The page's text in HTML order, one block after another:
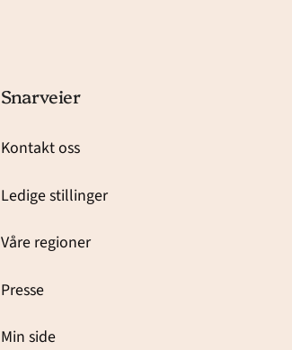
Snarveier
Kontakt oss
Ledige stillinger
Våre regioner
Presse
Min side